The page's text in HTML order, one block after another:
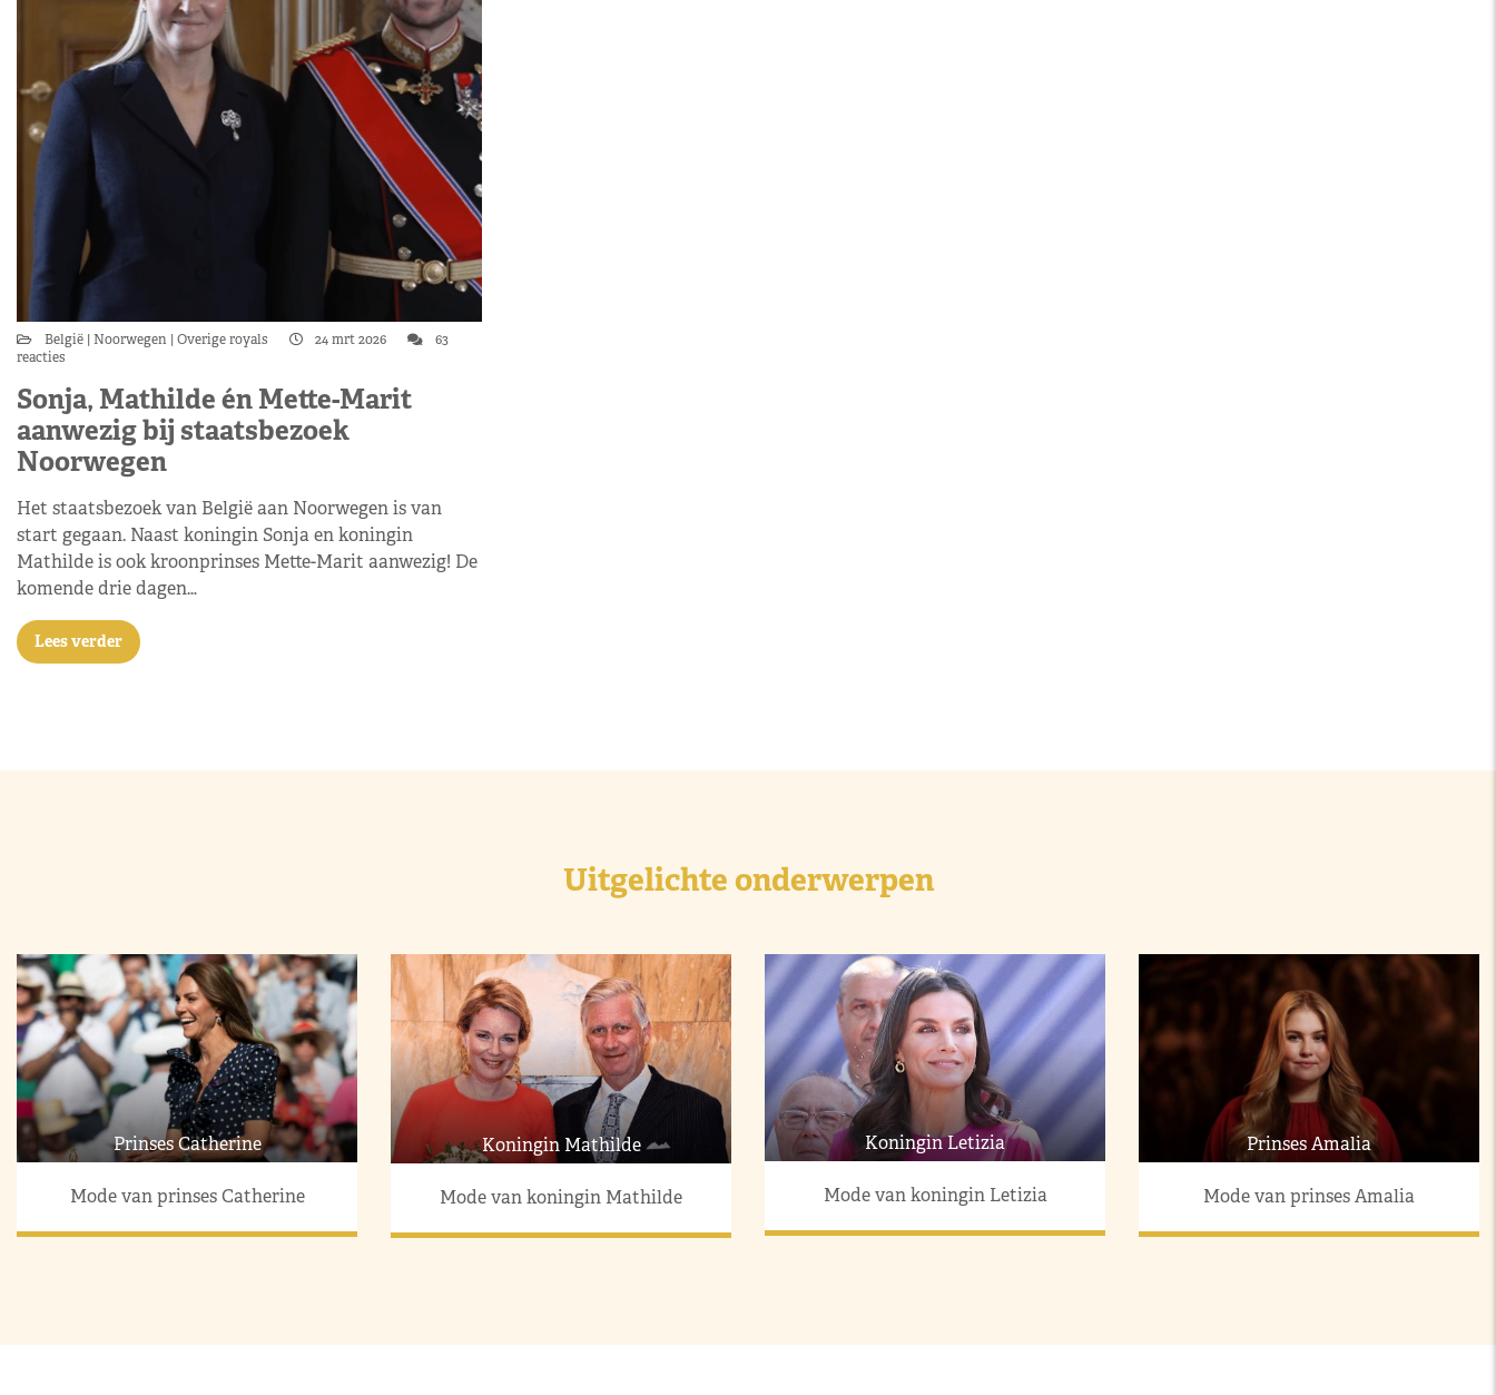
België Noorwegen Overige royals 24 mrt 2026
63
reacties
Sonja, Mathilde én Mette-Marit
aanwezig bij staatsbezoek
Noorwegen
Het staatsbezoek van België aan Noorwegen is van
start gegaan. Naast koningin Sonja en koningin
Mathilde is ook kroonprinses Mette-Marit aanwezig! De
komende drie dagen…
Lees verder
Uitgelichte onderwerpen
Prinses Catherine
Mode van prinses Catherine
Koningin Mathilde
Mode van koningin Mathilde
Koningin Letizia
Mode van koningin Letizia
Prinses Amalia
Mode van prinses Amalia